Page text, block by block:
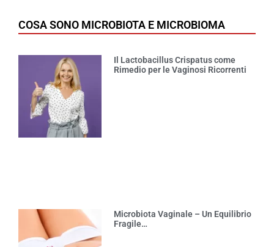
COSA SONO MICROBIOTA E MICROBIOMA
Il Lactobacillus Crispatus come
Rimedio per le Vaginosi Ricorrenti
Microbiota Vaginale – Un Equilibrio
Fragile…